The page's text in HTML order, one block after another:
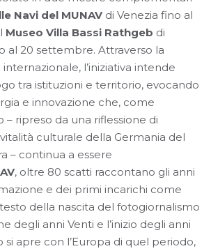
Navi del MUNAV di Venezia fino al
Museo Villa Bassi Rathgeb di
al 20 settembre. Attraverso la
l’iniziativa intende
tra istituzioni e territorio, evocando
e innovazione che, come
– ripreso da una riflessione di
culturale della Germania del
– continua a essere
, oltre 80 scatti raccontano gli anni
e dei primi incarichi come
della nascita del fotogiornalismo
degli anni Venti e l’inizio degli anni
si apre con l’Europa di quel periodo,